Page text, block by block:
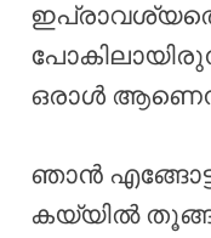
ഇപ്രാവശ്യതെ
ഒരാൾ
ഞാൻ
കയ്യിൽ